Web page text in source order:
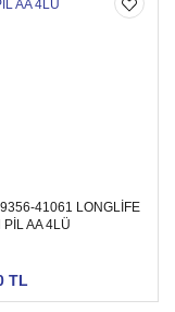
9356-41061 LONGLİFE
PİL AA 4LÜ
TL